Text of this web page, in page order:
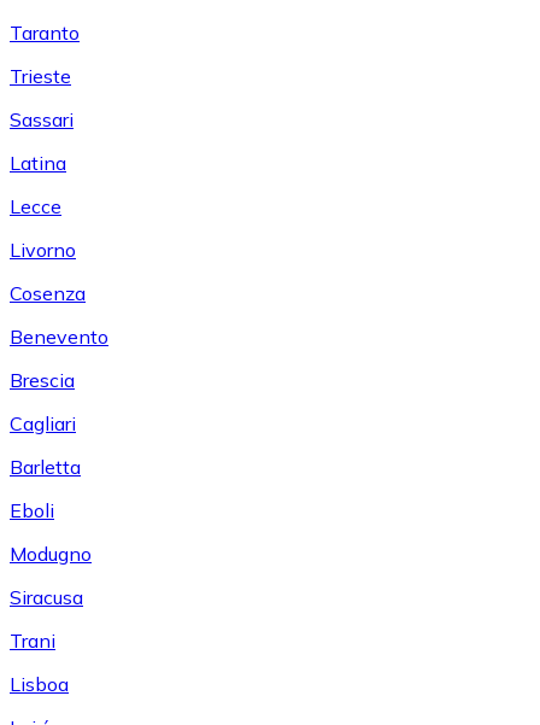
Taranto
Trieste
Sassari
Latina
Lecce
Livorno
Cosenza
Benevento
Brescia
Cagliari
Barletta
Eboli
Modugno
Siracusa
Trani
Lisboa